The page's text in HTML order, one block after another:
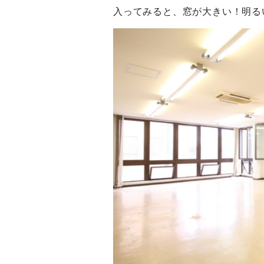
入ってみると、窓が大きい！明る